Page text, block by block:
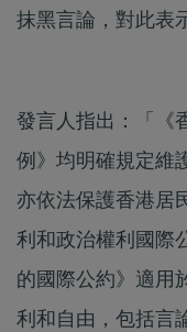
抹黑言論，對此表
發言人指出：「《
例》均明確規定維
亦依法保護香港居
利和政治權利國際
的國際公約》適用
利和自由，包括言